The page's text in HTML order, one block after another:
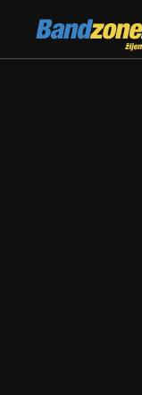
Bandzone.cz
žijeme hudbou